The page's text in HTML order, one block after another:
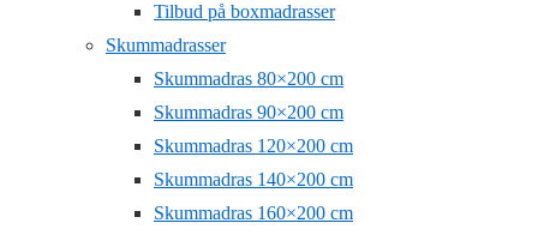
Tilbud på boxmadrasser
Skummadrasser
Skummadras 80×200 cm
Skummadras 90×200 cm
Skummadras 120×200 cm
Skummadras 140×200 cm
Skummadras 160×200 cm